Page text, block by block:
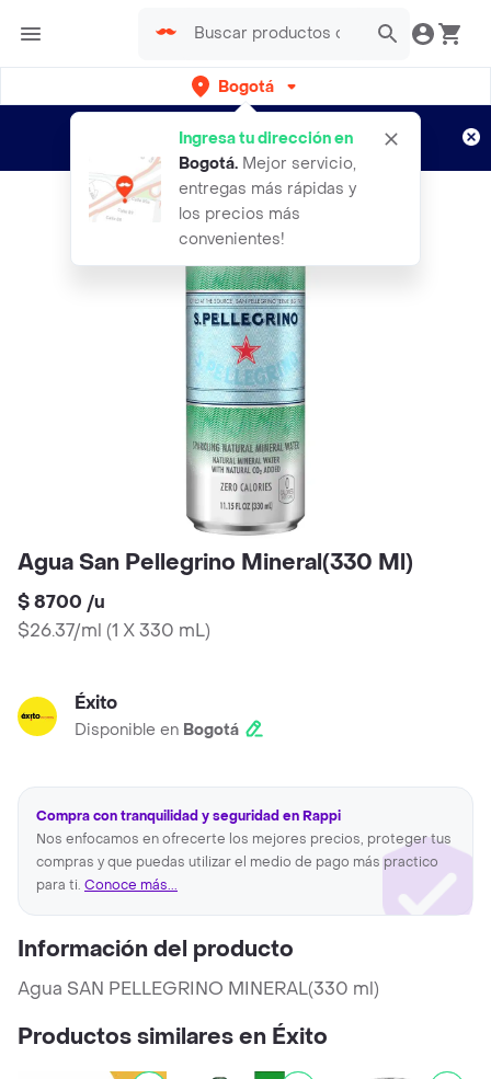
Bogotá
Ingresa tu dirección en
Bogotá. Mejor servicio,
entregas más rápidas y
los precios más
convenientes!
envíos gratis por semanas
Aplican TyC
Agua San Pellegrino Mineral(330 Ml)
$ 8700 /u
$26.37/ml (1 X 330 mL)
Éxito
Disponible en Bogotá
Compra con tranquilidad y seguridad en Rappi
Nos enfocamos en ofrecerte los mejores precios, proteger tus
compras y que puedas utilizar el medio de pago más practico
para ti. Conoce más...
Información del producto
Agua SAN PELLEGRINO MINERAL(330 ml)
Productos similares en Éxito